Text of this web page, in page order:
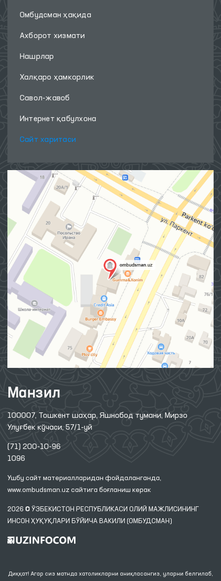
Омбудсман ҳақида
Ахборот хизмати
Нашрлар
Халқаро ҳамкорлик
Савол-жавоб
Интернет қабулхона
Сайт харитаси
Манзил
100007, Тошкент шаҳар, Яшнобод тумани, Мирзо
Улуғбек кўчаси, 57/1-уй
(71) 200-10-96
1096
Ушбу сайт материалларидан фойдаланганда,
www.ombudsman.uz сайтига боғланиш керак
2026 © ЎЗБЕКИСТОН РЕСПУБЛИКАСИ ОЛИЙ МАЖЛИСИНИНГ
ИНСОН ҲУҚУҚЛАРИ БЎЙИЧА ВАКИЛИ (ОМБУДСМАН)
Диққат! Агар сиз матнда хатоликларни аниқласангиз, уларни белгилаб,